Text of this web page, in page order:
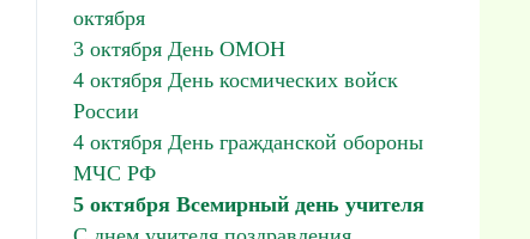
октября
3 октября День ОМОН
4 октября День космических войск
России
4 октября День гражданской обороны
МЧС РФ
5 октября Всемирный день учителя